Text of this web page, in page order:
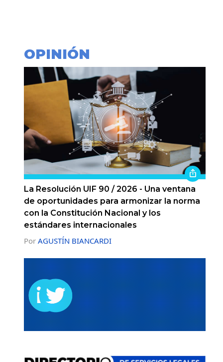
OPINIÓN
La Resolución UIF 90 / 2026 - Una ventana
de oportunidades para armonizar la norma
con la Constitución Nacional y los
estándares internacionales
Por AGUSTÍN BIANCARDI